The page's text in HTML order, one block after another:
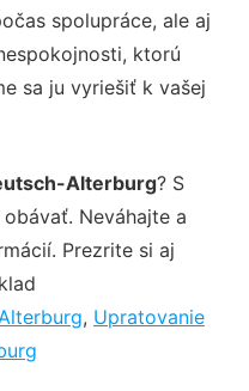
spolupráce, ale aj
ktorú
sa ju vyriešiť k vašej
Alterburg? S
Neváhajte a
Prezrite si aj
, Upratovanie